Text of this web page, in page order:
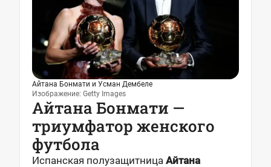
Айтана Бонмати и Усман Дембеле
Изображение: Getty Images
Айтана Бонмати —
триумфатор женского
футбола
Испанская полузащитница Айтана